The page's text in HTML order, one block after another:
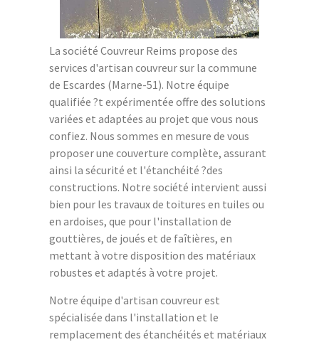
La société Couvreur Reims propose des
services d'artisan couvreur sur la commune
de Escardes (Marne-51). Notre équipe
qualifiée ?t expérimentée offre des solutions
variées et adaptées au projet que vous nous
confiez. Nous sommes en mesure de vous
proposer une couverture complète, assurant
ainsi la sécurité et l'étanchéité ?des
constructions. Notre société intervient aussi
bien pour les travaux de toitures en tuiles ou
en ardoises, que pour l'installation de
gouttières, de joués et de faîtières, en
mettant à votre disposition des matériaux
robustes et adaptés à votre projet.
Notre équipe d'artisan couvreur est
spécialisée dans l'installation et le
remplacement des étanchéités et matériaux